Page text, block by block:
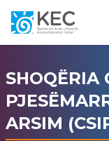
SHOQËRIA
ARSIM